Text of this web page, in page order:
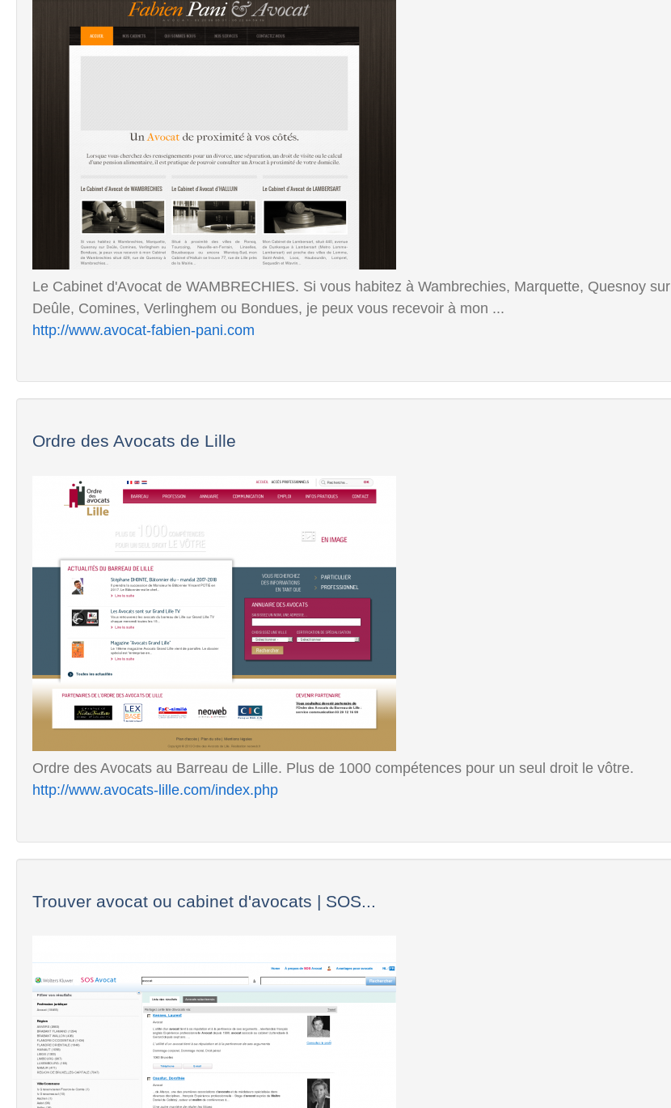
Le Cabinet d'Avocat de WAMBRECHIES. Si vous habitez à Wambrechies, Marquette, Quesnoy sur
Deûle, Comines, Verlinghem ou Bondues, je peux vous recevoir à mon ...
http://www.avocat-fabien-pani.com
Ordre des Avocats de Lille
Ordre des Avocats au Barreau de Lille. Plus de 1000 compétences pour un seul droit le vôtre.
http://www.avocats-lille.com/index.php
Trouver avocat ou cabinet d'avocats | SOS...